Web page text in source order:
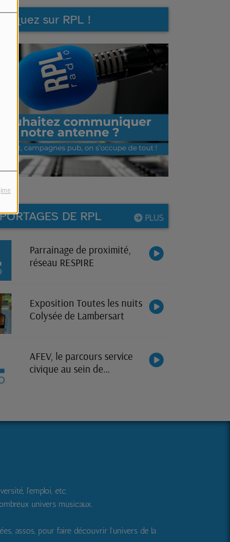
sur RPL !
PLUS
DE RPL
Parrainage de proximité,
réseau RESPIRE
Exposition Toutes les nuits
Colysée de Lambersart
AFEV, le parcours service
civique au sein de
l'emploi, etc.
univers musicaux.
assos, pour faire découvrir l'univers de la